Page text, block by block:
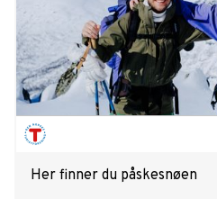
Her finner du påskesnøen